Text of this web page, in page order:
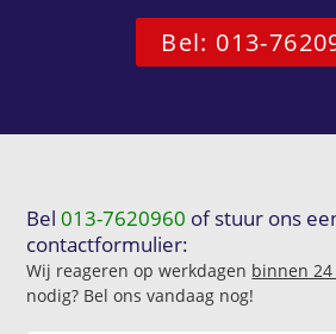
Bel: 013-
Bel013-7620960 of stuur ons
contactformulier:
Wij reageren op werkdagen binnen
nodig? Bel ons vandaag nog!